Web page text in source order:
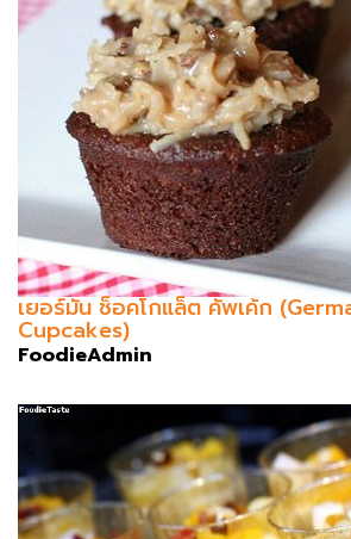
เยอร์มัน ช็อคโกแล็ต คัพเค้ก
Cupcakes)
FoodieAdmin